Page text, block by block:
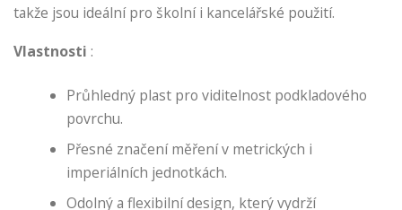
takže jsou ideální pro školní i kancelářské použití.
Vlastnosti :
Průhledný plast pro viditelnost podkladového
povrchu.
Přesné značení měření v metrických i
imperiálních jednotkách.
Odolný a flexibilní design, který vydrží